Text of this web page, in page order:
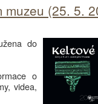
muzeu (25. 5.
do
o
videa,